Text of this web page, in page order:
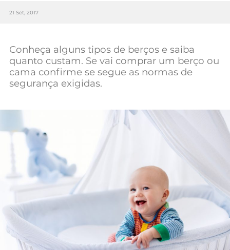
Sociedade
Negócios
Mundial 2026
21 Set, 2017
Conheça alguns tipos de berços e saiba
quanto custam. Se vai comprar um berço ou
cama confirme se segue as normas de
segurança exigidas.